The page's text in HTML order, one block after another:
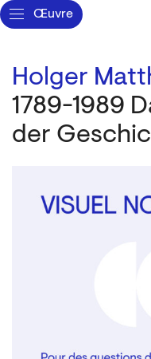
Œuvre
Holger
1789-1989
der